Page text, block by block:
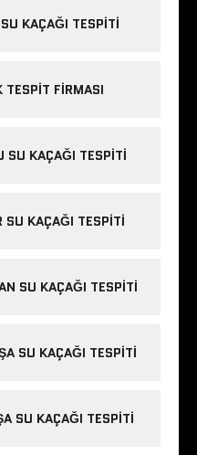
KAÇAĞI TESPITI
TESPIT FIRMASI
SU KAÇAĞI TESPITI
SU KAÇAĞI TESPITI
SU KAÇAĞI TESPITI
SU KAÇAĞI TESPITI
SU KAÇAĞI TESPITI